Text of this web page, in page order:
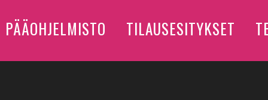
PÄÄOHJELMISTO TILAUSESITYKSET